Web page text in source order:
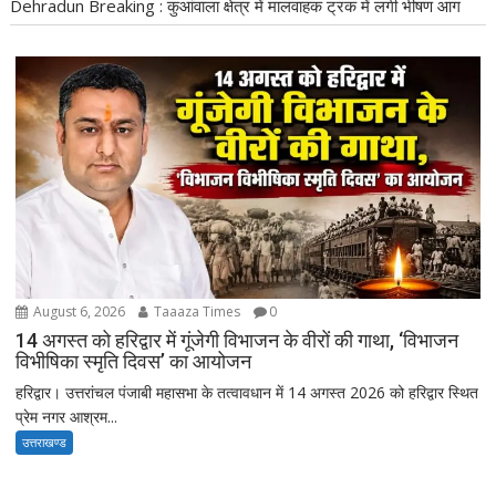
Dehradun Breaking : कुआंवाला क्षेत्र में मालवाहक ट्रक में लगी भीषण आग
August 6, 2026 Taaaza Times 0
14 अगस्त को हरिद्वार में गूंजेगी विभाजन के वीरों की गाथा, ‘विभाजन
विभीषिका स्मृति दिवस’ का आयोजन
हरिद्वार। उत्तरांचल पंजाबी महासभा के तत्वावधान में 14 अगस्त 2026 को हरिद्वार स्थित
प्रेम नगर आश्रम...
उत्तराखण्ड